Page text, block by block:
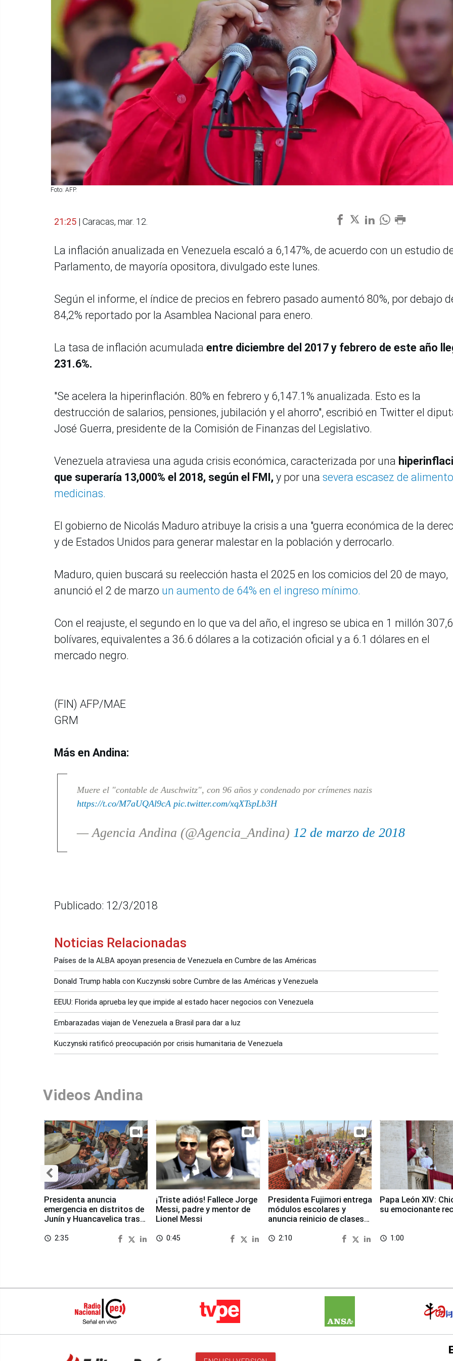
Foto: AFP.
21:25 | Caracas, mar. 12.
La inflación anualizada en Venezuela escaló a 6,147%, de acuerdo con un estudio
Parlamento, de mayoría opositora, divulgado este lunes.
Según el informe, el índice de precios en febrero pasado aumentó 80%, por debajo
84,2% reportado por la Asamblea Nacional para enero.
La tasa de inflación acumulada entre diciembre del 2017 y febrero de este año
231.6%.
"Se acelera la hiperinflación. 80% en febrero y 6,147.1% anualizada. Esto es la
destrucción de salarios, pensiones, jubilación y el ahorro", escribió en Twitter el
José Guerra, presidente de la Comisión de Finanzas del Legislativo.
Venezuela atraviesa una aguda crisis económica, caracterizada por una
que superaría 13,000% el 2018, según el FMI, y por una severa escasez de
medicinas.
El gobierno de Nicolás Maduro atribuye la crisis a una "guerra económica de la
y de Estados Unidos para generar malestar en la población y derrocarlo.
Maduro, quien buscará su reelección hasta el 2025 en los comicios del 20 de mayo,
anunció el 2 de marzo un aumento de 64% en el ingreso mínimo.
Con el reajuste, el segundo en lo que va del año, el ingreso se ubica en 1 millón
bolívares, equivalentes a 36.6 dólares a la cotización oficial y a 6.1 dólares en el
mercado negro.
(FIN) AFP/MAE
GRM
Más en Andina:
Muere el "contable de Auschwitz", con 96 años y condenado por crímenes nazis
https://t.co/M7aUQAl9cA pic.twitter.com/xqXTspLb3H
— Agencia Andina (@Agencia_Andina) 12 de marzo de 2018
Publicado: 12/3/2018
Noticias Relacionadas
Países de la ALBA apoyan presencia de Venezuela en Cumbre de las Américas
Donald Trump habla con Kuczynski sobre Cumbre de las Américas y Venezuela
EEUU: Florida aprueba ley que impide al estado hacer negocios con Venezuela
Embarazadas viajan de Venezuela a Brasil para dar a luz
Kuczynski ratificó preocupación por crisis humanitaria de Venezuela
Videos Andina
Presidenta anuncia
emergencia en distritos de
Junín y Huancavelica tras
access_time 2:35
¡Triste adiós! Fallece Jorge
Messi, padre y mentor de
Lionel Messi
access_time 0:45
Presidenta Fujimori entrega
módulos escolares y
anuncia reinicio de clases
access_time 2:10
Papa León XIV:
su emocionante
access_time 1:00